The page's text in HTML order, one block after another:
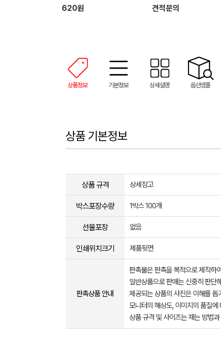
620원 견적문의
상품정보 기본정보 상세설명 옵션샘플
상품 기본정보
상품 규격 상세참고
박스포장수량 1박스 100개
선물포장 없음
인쇄위치크기 제품뒷면
판촉상품 안내
판촉물은 판촉을 목적으로 제작하
일반상품으로 판매는 신중히 판단
제공되는 상품의 사진은 이해를
모니터의 해상도, 이미지의 품질
상품 규격 및 사이즈는 재는 방법